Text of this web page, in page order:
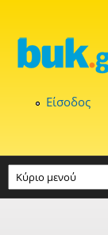
Είσοδος